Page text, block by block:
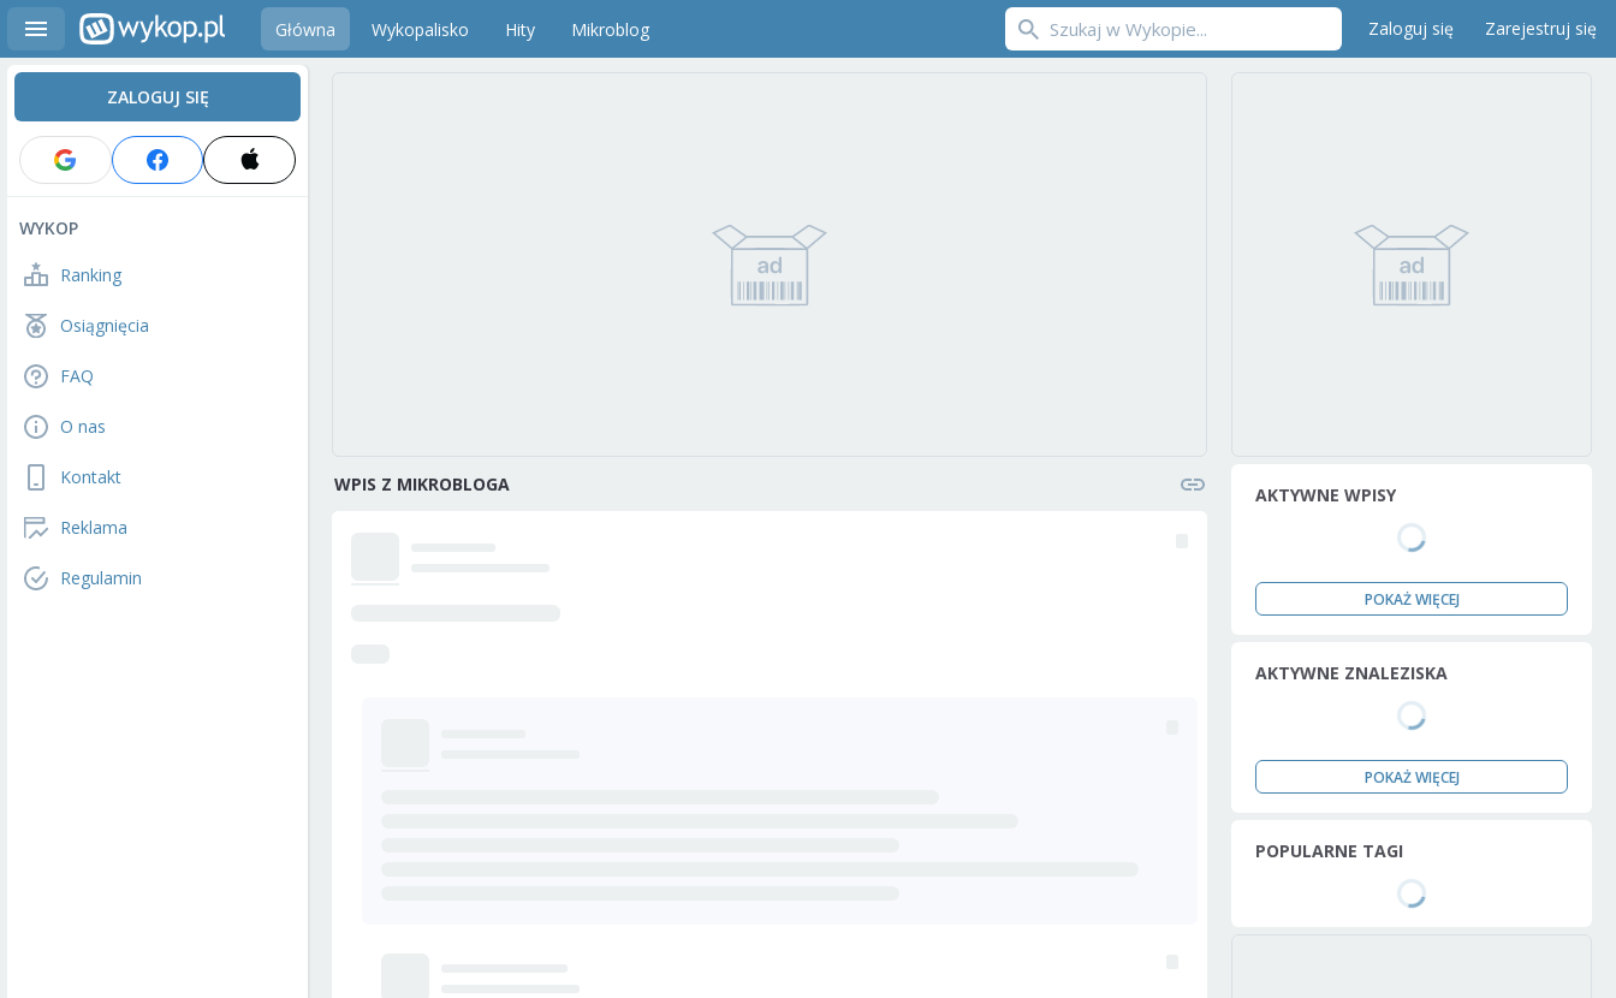
Główna Wykopalisko Hity Mikroblog Zaloguj się Zarejestruj się
ZALOGUJ SIĘ
WYKOP
Ranking
Osiągnięcia
FAQ
O nas
Kontakt
Reklama
Regulamin
WPIS Z MIKROBLOGA AKTYWNE WPISY
POKAŻ WIĘCEJ
AKTYWNE ZNALEZISKA
POKAŻ WIĘCEJ
POPULARNE TAGI